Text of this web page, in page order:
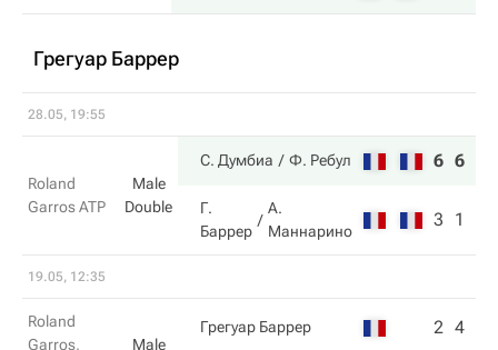
Грегуар Баррер
28.05, 19:55
Roland
Garros ATP
Male
Double
С. Думбиа Ф. Ребул 6 6
Г.
Баррер
А.
Маннарино
3 1
19.05, 12:35
Roland
Garros,
Male
Грегуар Баррер 2 4